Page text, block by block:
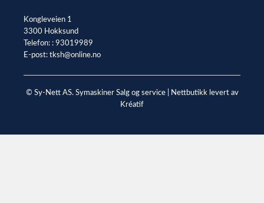
Kongleveien 1
3300 Hokksund
Telefon: : 93019989
E-post: tksh@online.no
© Sy-Nett AS. Symaskiner Salg og service |
Nettbutikk levert av
Kréatif